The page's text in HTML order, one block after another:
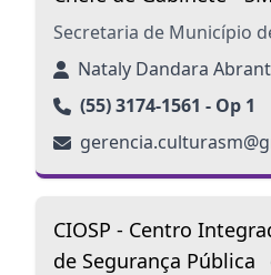
Secretaria de Município
Nataly Dandara
(55) 3174-1561 - Op 1
CIOSP - Centro
de Segurança Pública